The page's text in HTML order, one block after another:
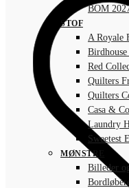
BOM
STOF
A Royale
Red
Quilters
Quilters
Casa &
Laundry
Sweetest
MØNSTRE
Billeder
Bordløbere